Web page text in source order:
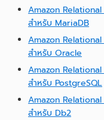
Amazon
สำหรับ MariaDB
Amazon
สำหรับ Oracle
Amazon
สำหรับ PostgreSQL
Amazon
สำหรับ Db2